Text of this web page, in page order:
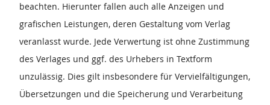
beachten. Hierunter fallen auch alle Anzeigen und
grafischen Leistungen, deren Gestaltung vom Verlag
veranlasst wurde. Jede Verwertung ist ohne Zustimmung
des Verlages und ggf. des Urhebers in Textform
unzulässig. Dies gilt insbesondere für Vervielfältigungen,
Übersetzungen und die Speicherung und Verarbeitung